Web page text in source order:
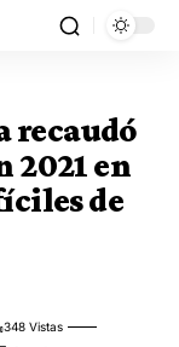
recaudó
2021 en
de
348 Vistas